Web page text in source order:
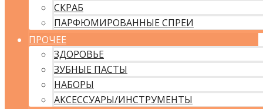
СКРАБ
ПАРФЮМИРОВАННЫЕ СПРЕИ
ПРОЧЕЕ
ЗДОРОВЬЕ
ЗУБНЫЕ ПАСТЫ
НАБОРЫ
АКСЕССУАРЫ/ИНСТРУМЕНТЫ